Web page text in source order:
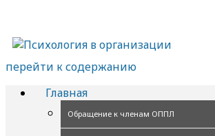
перейти к содержанию
Главная
Обращение к членам ОППЛ